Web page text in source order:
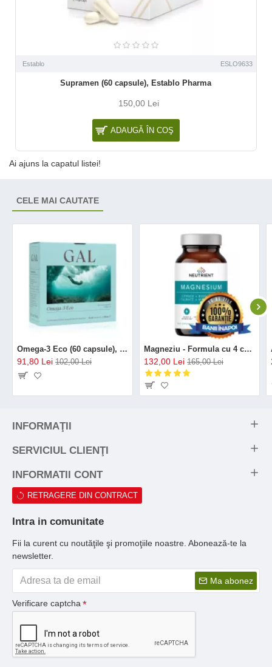
Establo ESLO9633
Supramen (60 capsule), Establo Pharma
150,00 Lei
ADAUGĂ ÎN COŞ
Ai ajuns la capatul listei!
CELE MAI CAUTATE
Omega-3 Eco (60 capsule), GAL
91,80 Lei 102,00 Lei
Magneziu - Formula cu 4 chelați (120 capsule), Neutrient
132,00 Lei 165,00 Lei
INFORMAŢII
SERVICIUL CLIENŢI
INFORMATII CONT
RETRAGERE DIN CONTRACT
Intra in comunitate
Fii la curent cu noutăţile şi promoţiile noastre. Abonează-te la
newsletter.
Ma abonez
Verificare captcha